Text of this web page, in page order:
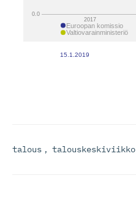
talous , talouskeskiviikko